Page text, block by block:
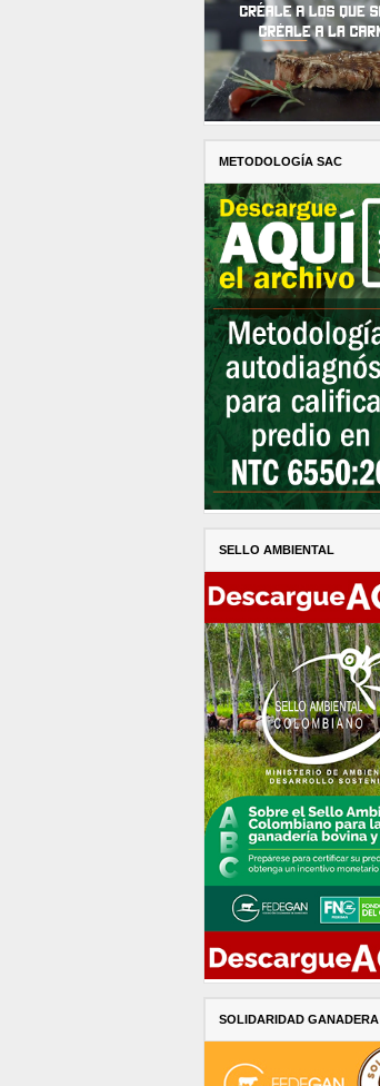
METODOLOGÍA SAC
SELLO AMBIENTAL
SOLIDARIDAD GANADERA